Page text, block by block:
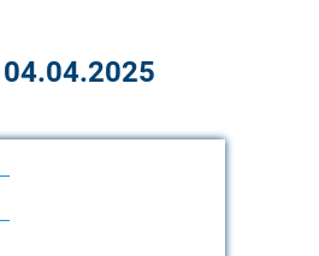
04.04.2025